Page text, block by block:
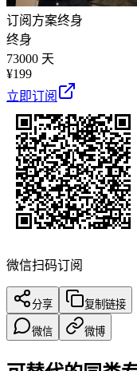
订阅方案终身
终身
73000 天
¥199
立即订阅
微信扫码订阅
分享 复制链接
微信 微博